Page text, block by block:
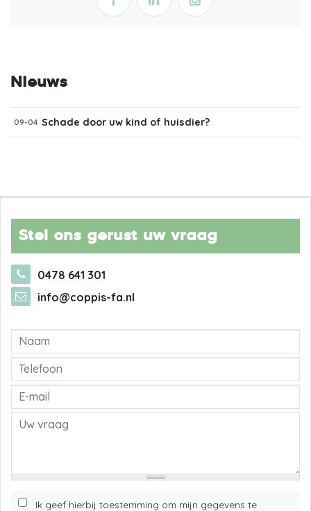
Nieuws
09-04 Schade door uw kind of huisdier?
Stel ons gerust uw vraag
0478 641 301
info@coppis-fa.nl
Ik geef hierbij toestemming om mijn gegevens te